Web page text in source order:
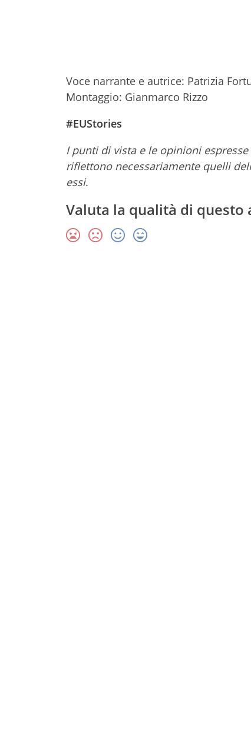
Voce narrante e autrice: Patrizia
Montaggio: Gianmarco Rizzo
#EUStories
I punti di vista e le opinioni
riflettono necessariamente quelli
essi.
Valuta la qualità di questo